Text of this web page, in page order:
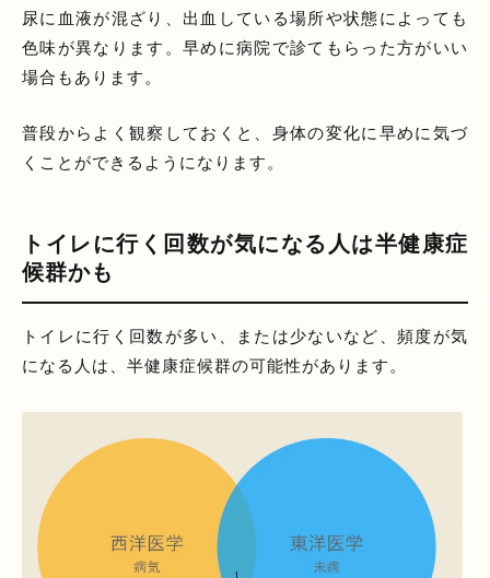
尿に血液が混ざり、出血している場所や状態によっても
色味が異なります。早めに病院で診てもらった方がいい
場合もあります。
普段からよく観察しておくと、身体の変化に早めに気づ
くことができるようになります。
トイレに行く回数が気になる人は半健康症
候群かも
トイレに行く回数が多い、または少ないなど、頻度が気
になる人は、半健康症候群の可能性があります。